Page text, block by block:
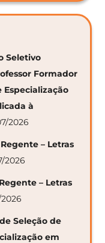
Seletivo
Formador
Especialização
à
2026
– Letras
2026
– Letras
Seleção de
em